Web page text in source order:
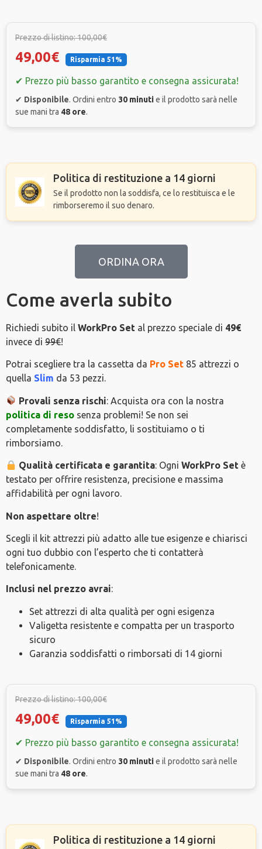
Prezzo di listino: 100,00€
49,00€ Risparmia 51%
✔ Prezzo più basso garantito e consegna assicurata!
✔ Disponibile. Ordini entro 30 minutie il prodotto sarà nelle
sue mani tra 48 ore.
Politica di restituzione a 14 giorni
Se il prodotto non la soddisfa, ce lo restituisca e le
rimborseremo il suo denaro.
ORDINA ORA
Come averla subito
Richiedi subito il WorkPro Set al prezzo speciale di 49€
invece di 99€!
Potrai scegliere tra la cassetta da Pro Set 85 attrezzi o
quella Slim da 53 pezzi.
Provali senza rischi: Acquista ora con la nostra
politica di reso senza problemi! Se non sei
completamente soddisfatto, li sostituiamo o ti
rimborsiamo.
Qualità certificata e garantita: OgniWorkPro Set è
testato per offrire resistenza, precisione e massima
affidabilità per ogni lavoro.
Non aspettare oltre!
Scegli il kit attrezzi più adatto alle tue esigenze e chiarisci
ogni tuo dubbio con l’esperto che ti contatterà
telefonicamente.
Inclusi nel prezzo avrai:
Set attrezzi di alta qualità per ogni esigenza
Valigetta resistente e compatta per un trasporto
sicuro
Garanzia soddisfatti o rimborsati di 14 giorni
Prezzo di listino: 100,00€
49,00€ Risparmia 51%
✔ Prezzo più basso garantito e consegna assicurata!
✔ Disponibile. Ordini entro 30 minutie il prodotto sarà nelle
sue mani tra 48 ore.
Politica di restituzione a 14 giorni